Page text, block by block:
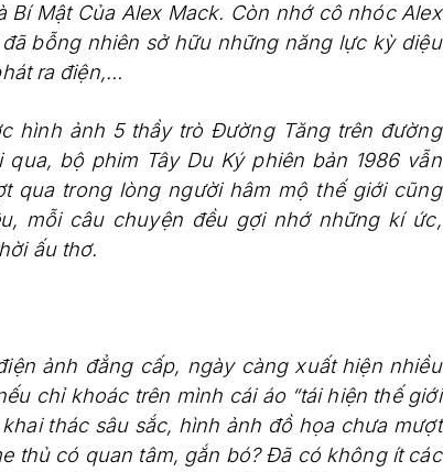
Mật Của Alex Mack. Còn nhớ cô nhóc Alex
bỗng nhiên sở hữu những năng lực kỳ diệu
ra điện,…
hình ảnh 5 thầy trò Đường Tăng trên đường
bộ phim Tây Du Ký phiên bản 1986 vẫn
qua trong lòng người hâm mộ thế giới cũng
mỗi câu chuyện đều gợi nhớ những kí ức,
ấu thơ.
ảnh đẳng cấp, ngày càng xuất hiện nhiều
chỉ khoác trên mình cái áo “tái hiện thế giới
thác sâu sắc, hình ảnh đồ họa chưa mượt
thủ có quan tâm, gắn bó? Đã có không ít các